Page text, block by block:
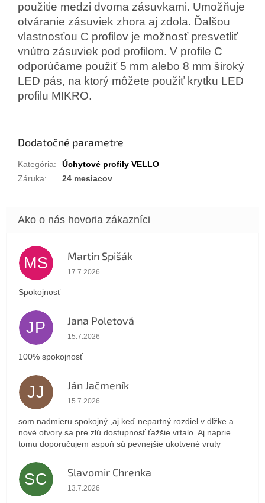
použitie medzi dvoma zásuvkami. Umožňuje
otváranie zásuviek zhora aj zdola. Ďalšou
vlastnosťou C profilov je možnosť presvetliť
vnútro zásuviek pod profilom. V profile C
odporúčame použiť 5 mm alebo 8 mm široký
LED pás, na ktorý môžete použiť krytku LED
profilu MIKRO.
Dodatočné parametre
Kategória:
Úchytové profily VELLO
Záruka: 24 mesiacov
MS Martin Spišák
Hodnotenie obchodu je 5 z 5 hviezdičiek.
17.7.2026
Spokojnosť
JP Jana Poletová
Hodnotenie obchodu je 5 z 5 hviezdičiek.
15.7.2026
100% spokojnosť
JJ Ján Jačmeník
Hodnotenie obchodu je 5 z 5 hviezdičiek.
15.7.2026
som nadmieru spokojný ,aj keď nepartný rozdiel v dlžke a
nové otvory sa pre zlú dostupnosť ťažšie vrtalo. Aj naprie
tomu doporučujem aspoň sú pevnejšie ukotvené vruty
SC Slavomir Chrenka
Hodnotenie obchodu je 5 z 5 hviezdičiek.
13.7.2026